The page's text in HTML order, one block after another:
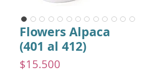
Flowers Alpaca
(401 al 412)
$15.500